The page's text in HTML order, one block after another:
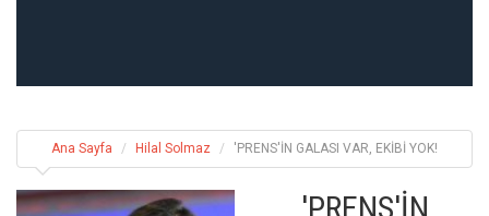
Ana Sayfa Hilal Solmaz 'PRENS'İN GALASI VAR, EKİBİ YOK!
'PRENS'İN